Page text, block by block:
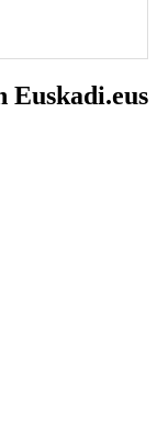
Euskadi.eus